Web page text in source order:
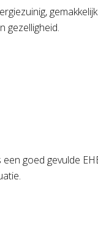
gezelligheid.
goed gevulde